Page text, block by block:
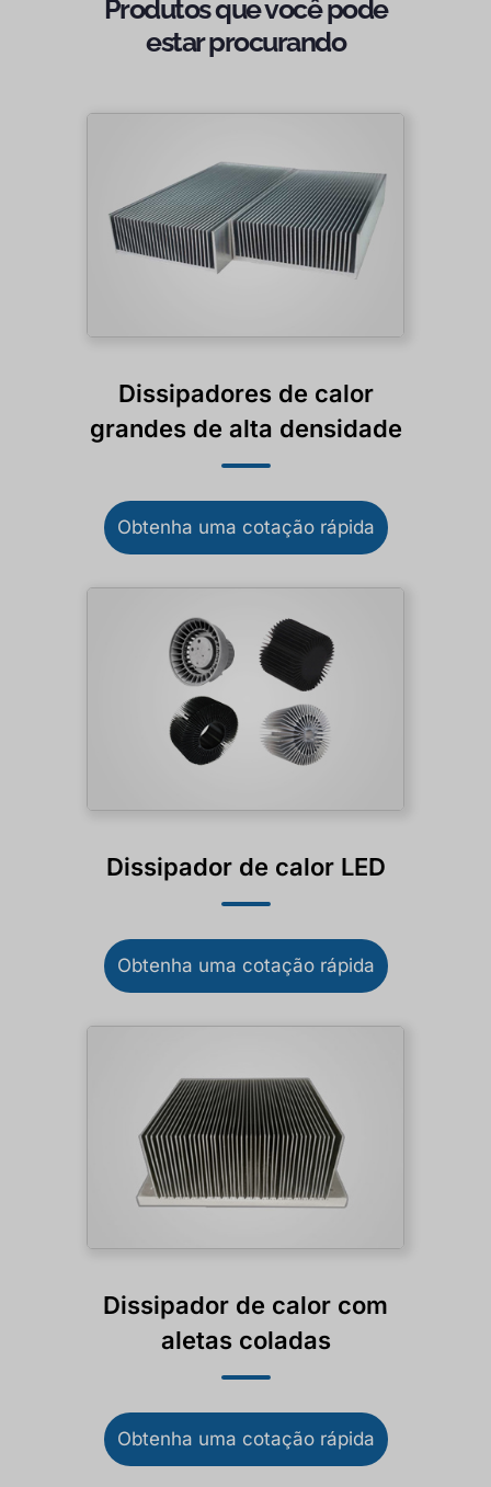
Produtos que você pode
estar procurando
Dissipadores de calor
grandes de alta densidade
Obtenha uma cotação rápida
Dissipador de calor LED
Obtenha uma cotação rápida
Dissipador de calor com
aletas coladas
Obtenha uma cotação rápida